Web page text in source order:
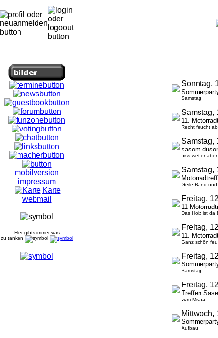
mobilversion
impressum
Karte
webmail
Hier gibts immer was
zu tanken
Sonntag,
Samstag
Samstag,
11.
Recht feucht
Samstag,
sasem
piss wetter
Samstag,
Geile Band
Freitag,
11
Das Holz ist da
Freitag,
11.
Ganz schön
Freitag,
Samstag
Freitag,
Treffen
vom Micha
Mittwoch,
Aufbau